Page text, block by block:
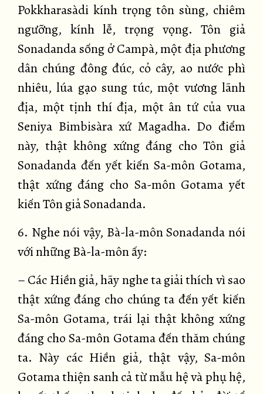
Pokkharasàdi kính trọng tôn sùng, chiêm
ngưỡng, kính lễ, trọng vọng. Tôn giả
Sonadanda sống ở Campà, một địa phương
dân chúng đông đúc, cỏ cây, ao nước phì
nhiêu, lúa gạo sung túc, một vương lãnh
địa, một tịnh thí địa, một ân tứ của vua
Seniya Bimbisàra xứ Magadha. Do điểm
này, thật không xứng đáng cho Tôn giả
Sonadanda đến yết kiến Sa-môn Gotama,
thật xứng đáng cho Sa-môn Gotama yết
kiến Tôn giả Sonadanda.
6. Nghe nói vậy, Bà-la-môn Sonadanda nói
với những Bà-la-môn ấy:
– Các Hiền giả, hãy nghe ta giải thích vì sao
thật xứng đáng cho chúng ta đến yết kiến
Sa-môn Gotama, trái lại thật không xứng
đáng cho Sa-môn Gotama đến thăm chúng
ta. Này các Hiền giả, thật vậy, Sa-môn
Gotama thiện sanh cả từ mẫu hệ và phụ hệ,